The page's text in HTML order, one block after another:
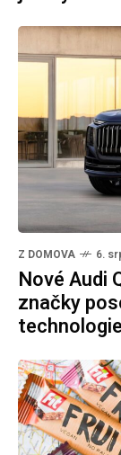
Z DOMOVA 6.
Nové Audi
značky